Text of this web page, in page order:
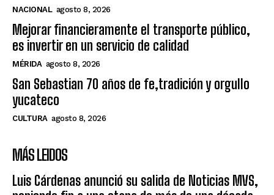
NACIONAL agosto 8, 2026
Mejorar financieramente el transporte público,
es invertir en un servicio de calidad
MÉRIDA agosto 8, 2026
San Sebastian 70 años de fe,tradición y orgullo
yucateco
CULTURA agosto 8, 2026
MÁS LEIDOS
Luis Cárdenas anunció su salida de Noticias MVS,